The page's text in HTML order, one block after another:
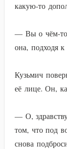
какую-то
— Вы о чём-то
она, подходя
Кузьмич
её лице. Он,
— О,
том, что под
снова